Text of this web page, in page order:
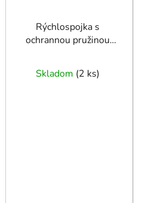
Rýchlospojka s
ochrannou pružinou
Skladom (2 ks)